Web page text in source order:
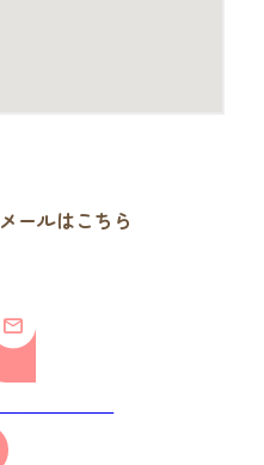
メールはこちら